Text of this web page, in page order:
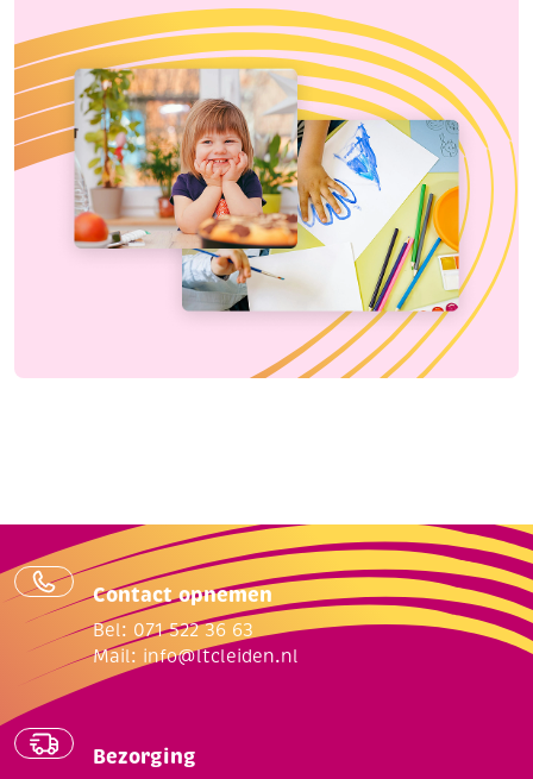
Contact opnemen
Bel: 071 522 36 63
Mail: info@ltcleiden.nl
Bezorging